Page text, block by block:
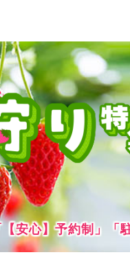
安心】予約制」「